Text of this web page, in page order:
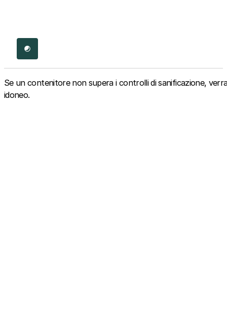
Dark Mode
Se un contenitore non supera i controlli di sanificazione,
idoneo.